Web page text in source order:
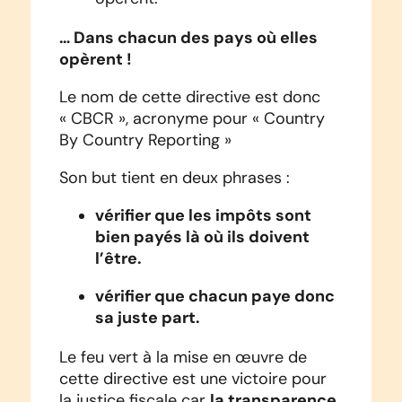
… Dans chacun des pays où elles
opèrent !
Le nom de cette directive est donc
« CBCR », acronyme pour « Country
By Country Reporting »
Son but tient en deux phrases :
vérifier que les impôts sont
bien payés là où ils doivent
l’être.
vérifier que chacun paye donc
sa juste part.
Le feu vert à la mise en œuvre de
cette directive est une victoire pour